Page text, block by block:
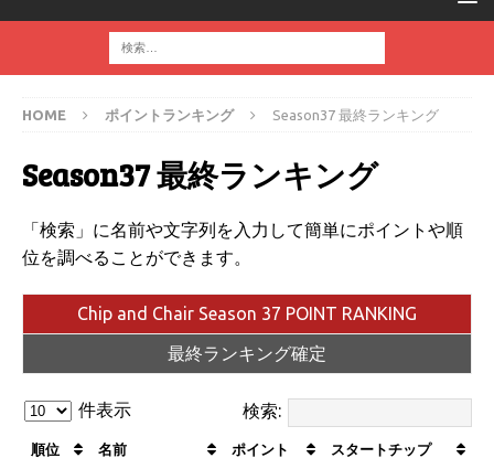
HOME ポイントランキング Season37 最終ランキング
Season37 最終ランキング
「検索」に名前や文字列を入力して簡単にポイントや順
位を調べることができます。
Chip and Chair Season 37 POINT RANKING
最終ランキング確定
件表示 検索:
順位 名前 ポイント スタートチップ